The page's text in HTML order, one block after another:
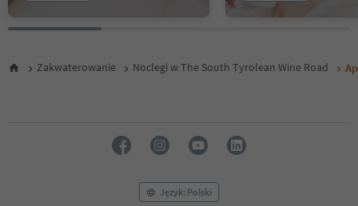
22
Zakwaterowanie Noclegi w The South Tyrolean Wine Road
Język: Polski